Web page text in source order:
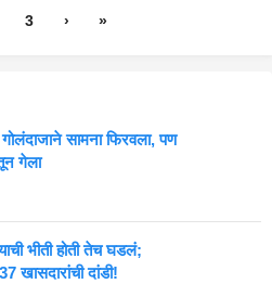
3 › »
सामना फिरवला, पण
गेला
भीती होती तेच घडलं;
खासदारांची दांडी!